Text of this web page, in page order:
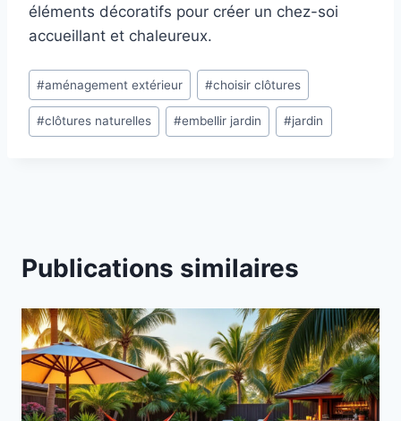
éléments décoratifs pour créer un chez-soi
accueillant et chaleureux.
Étiquettes
de
la
#aménagement extérieur #choisir clôtures
#clôtures naturelles #embellir jardin #jardin
Publications similaires